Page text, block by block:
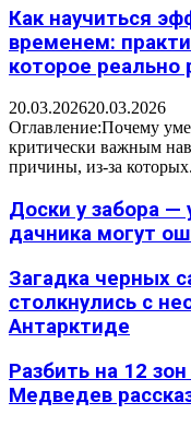
Как научиться
временем:
которое реально
20.03.202620.03.2026
Оглавление:Почему
критически важным
причины, из-за
Доски у забора —
дачника могут
Загадка черных
столкнулись с
Антарктиде
Разбить на 12
Медведев